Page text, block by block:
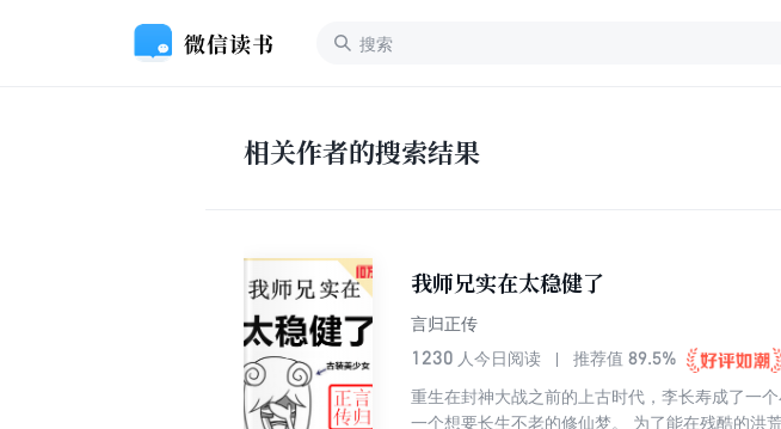
相关作者的搜索结果
我师兄实在太稳健了
言归正传
1230 人今日阅读 推荐值 89.5%
重生在封神大战之前的上古时代，李长寿成了一
一个想要长生不老的修仙梦。 为了能在残酷的洪荒安身立命，他努力不沾因果，杀人必扬其灰，凡事谋而后动，从不轻易步